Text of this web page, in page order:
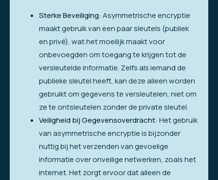
Sterke Beveiliging: Asymmetrische encryptie
maakt gebruik van een paar sleutels (publiek
en privé), wat het moeilijk maakt voor
onbevoegden om toegang te krijgen tot de
versleutelde informatie. Zelfs als iemand de
publieke sleutel heeft, kan deze alleen worden
gebruikt om gegevens te versleutelen, niet om
ze te ontsleutelen zonder de private sleutel.
Veiligheid bij Gegevensoverdracht: Het gebruik
van asymmetrische encryptie is bijzonder
nuttig bij het verzenden van gevoelige
informatie over onveilige netwerken, zoals het
internet. Het zorgt ervoor dat alleen de